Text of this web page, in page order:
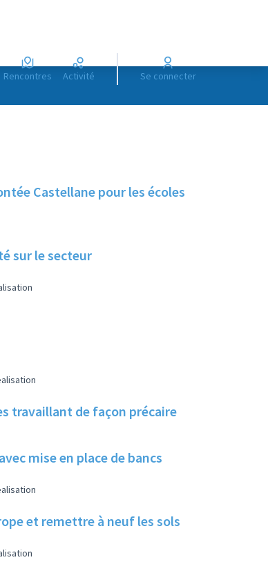
Rencontres Activité Se connecter
Castellane pour les écoles
sur le secteur
travaillant de façon précaire
mise en place de bancs
et remettre à neuf les sols